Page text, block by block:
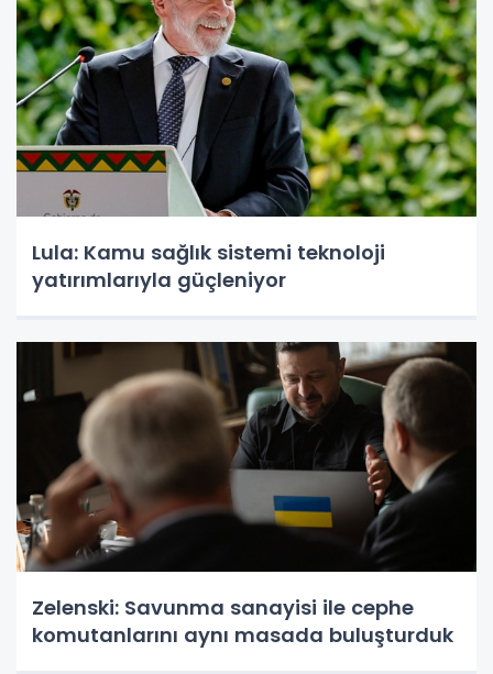
Lula: Kamu sağlık sistemi teknoloji
yatırımlarıyla güçleniyor
Zelenski: Savunma sanayisi ile cephe
komutanlarını aynı masada buluşturduk